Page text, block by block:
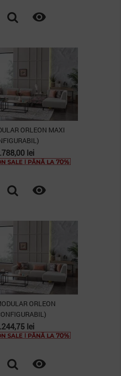

ORLEON MAXI
lei

ORLEON
lei
